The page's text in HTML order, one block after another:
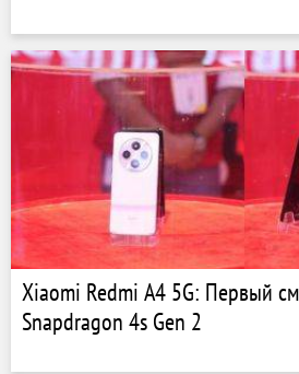
Xiaomi Redmi A4 5G: Первый
Snapdragon 4s Gen 2